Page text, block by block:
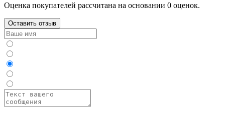
Оценка покупателей рассчитана на основании 0 оценок.
Оставить отзыв